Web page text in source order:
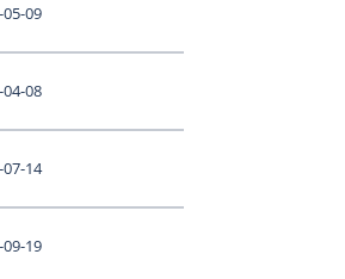
09
08
14
19